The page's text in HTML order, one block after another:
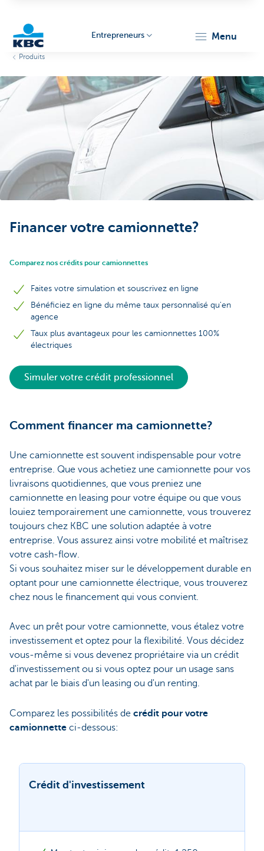
Entrepreneurs
Entrepreneurs menu
Produits
Financer votre camionnette?
Comparez nos crédits pour camionnettes
Faites votre simulation et souscrivez en ligne
Bénéficiez en ligne du même taux personnalisé qu'en
agence
Taux plus avantageux pour les camionnettes 100%
électriques
Simuler votre crédit professionnel
Comment financer ma camionnette?
Une camionnette est souvent indispensable pour votre
entreprise. Que vous achetiez une camionnette pour vos
livraisons quotidiennes, que vous preniez une
camionnette en leasing pour votre équipe ou que vous
louiez temporairement une camionnette, vous trouverez
toujours chez KBC une solution adaptée à votre
entreprise. Vous assurez ainsi votre mobilité et maîtrisez
votre cash-flow.
Si vous souhaitez miser sur le développement durable en
optant pour une camionnette électrique, vous trouverez
chez nous le financement qui vous convient.
Avec un prêt pour votre camionnette, vous étalez votre
investissement et optez pour la flexibilité. Vous décidez
vous-même si vous devenez propriétaire via un crédit
d'investissement ou si vous optez pour un usage sans
achat par le biais d'un leasing ou d'un renting.
Comparez les possibilités de crédit pour votre
camionnette ci-dessous:
Crédit d'investissement